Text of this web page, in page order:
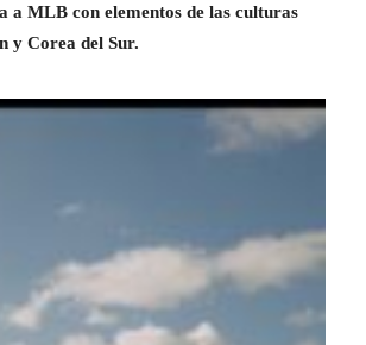
a MLB con elementos de las culturas
y Corea del Sur.